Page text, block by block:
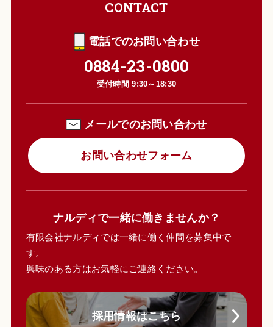
CONTACT
電話でのお問い合わせ
0884-23-0800
受付時間 9:30～18:30
メールでのお問い合わせ
お問い合わせフォーム
ナルディで一緒に働きませんか？
有限会社ナルディでは一緒に働く仲間を募集中で
す。
興味のある方はお気軽にご連絡ください。
採用情報はこちら